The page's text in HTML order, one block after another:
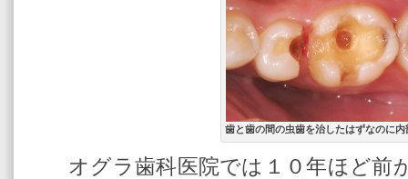
歯と歯の間の虫歯を治したはずなのに
オグラ歯科医院では１０年ほど前